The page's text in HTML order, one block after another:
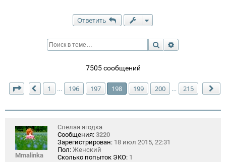
Ответить
Поиск
7505 сообщений
Страница 198 из215
Пред.
1 … 196 197 198 199 200 … 215
Mmalinka
Спелая ягодка
Сообщения: 3220
Зарегистрирован: 18 июл 2015, 22:31
Пол: Женский
Сколько попыток ЭКО: 1